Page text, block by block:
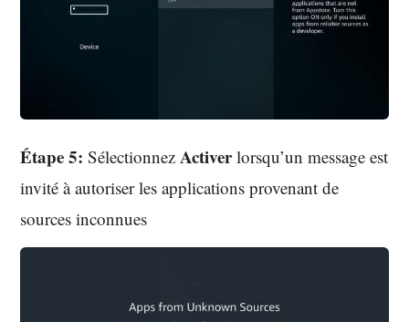
Étape 5: SélectionnezActiverlorsqu’un message est
invité à autoriser les applications provenant de
sources inconnues